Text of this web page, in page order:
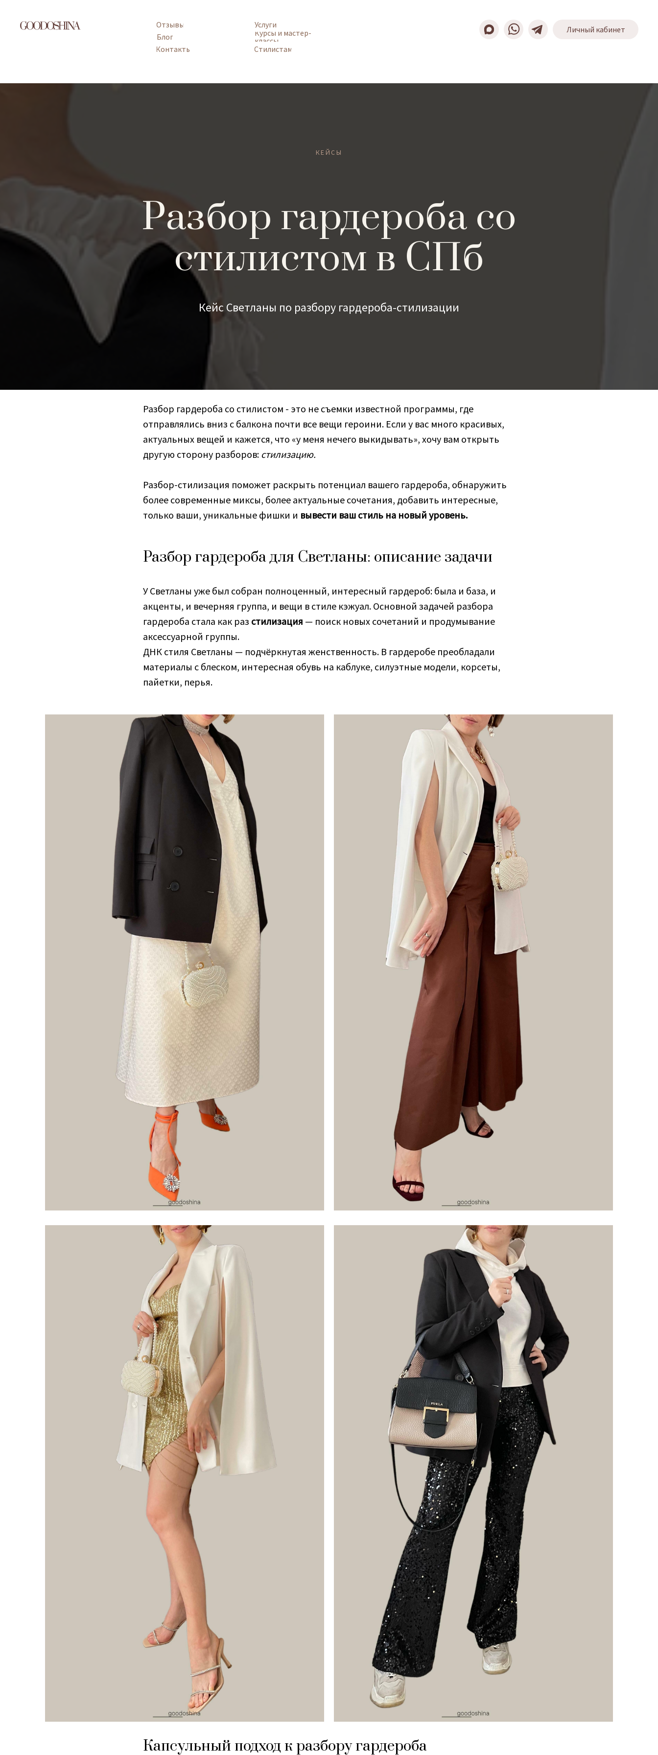
Отзывы
Блог
Контакты
Услуги
Курсы и мастер-
классы
Стилистам
Личный кабинет
КЕЙСЫ
Разбор гардероба со
стилистом в СПб
Кейс Светланы по разбору гардероба-стилизации
Разбор гардероба со стилистом - это не съемки известной программы, где
отправлялись вниз с балкона почти все вещи героини. Если у вас много красивых,
актуальных вещей и кажется, что «у меня нечего выкидывать», хочу вам открыть
другую сторону разборов: стилизацию.
Разбор-стилизация поможет раскрыть потенциал вашего гардероба, обнаружить
более современные миксы, более актуальные сочетания, добавить интересные,
только ваши, уникальные фишки и вывести ваш стиль на новый уровень.
Разбор гардероба для Светланы: описание задачи
У Светланы уже был собран полноценный, интересный гардероб: была и база, и
акценты, и вечерняя группа, и вещи в стиле кэжуал. Основной задачей разбора
гардероба стала как раз стилизация — поиск новых сочетаний и продумывание
аксессуарной группы.
ДНК стиля Светланы — подчёркнутая женственность. В гардеробе преобладали
материалы с блеском, интересная обувь на каблуке, силуэтные модели, корсеты,
пайетки, перья.
Капсульный подход к разбору гардероба